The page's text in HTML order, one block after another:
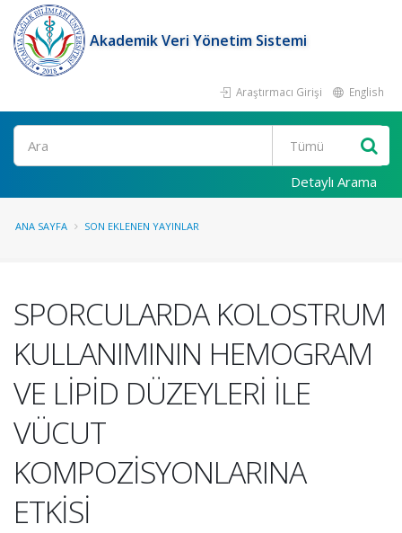
Akademik Veri Yönetim Sistemi
Araştırmacı Girişi English
Ara
Detaylı Arama
ANA SAYFA SON EKLENEN YAYINLAR
SPORCULARDA KOLOSTRUM
KULLANIMININ HEMOGRAM
VE LİPİD DÜZEYLERİ İLE
VÜCUT
KOMPOZİSYONLARINA
ETKİSİ